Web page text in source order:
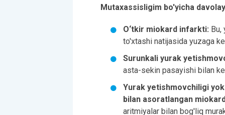
Mutaxassisligim bo'yicha
O‘tkir miokard infarkti: Bu,
to'xtashi natijasida yuzaga
Surunkali yurak
asta-sekin pasayishi bilan
Yurak yetishmovchiligi
bilan asoratlangan
aritmiyalar bilan bog'liq